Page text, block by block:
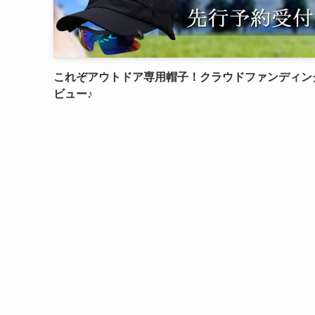
これぞアウトドア専用帽子！クラウドファンディン
ビュー♪